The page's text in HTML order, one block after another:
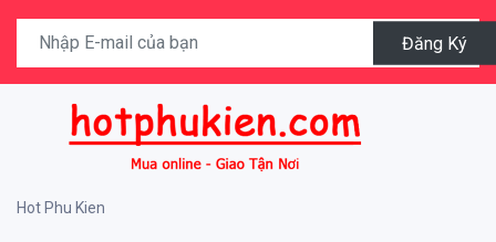
Đăng Ký
Hot Phu Kien